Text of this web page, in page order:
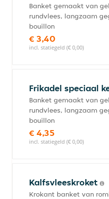
Banket gemaakt van
rundvlees, langzaam
bouillon
€ 3,40
incl. statiegeld (€ 0,00)
Frikadel speciaal
Banket gemaakt van
rundvlees, langzaam
bouillon
€ 4,35
incl. statiegeld (€ 0,00)
Kalfsvleeskroket
Krokant banket van